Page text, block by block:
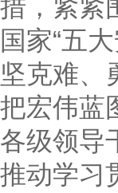
，紧紧
家“五
克难、
宏伟蓝
级领导
动学习